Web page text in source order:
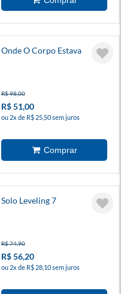
Onde O Corpo Estava
R$ 98,00
R$ 51,00
ou 2x de R$ 25,50 sem juros
Solo Leveling 7
R$ 74,90
R$ 56,20
ou 2x de R$ 28,10 sem juros